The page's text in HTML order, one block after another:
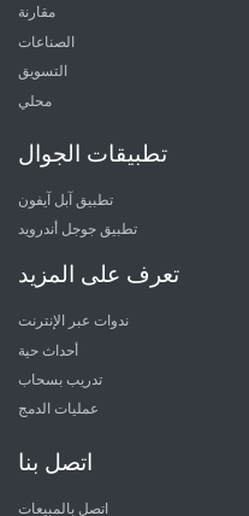
مقارنة
الصناعات
التسويق
محلي
تطبيقات الجوال
تطبيق آبل آيفون
تطبيق جوجل أندرويد
تعرف على المزيد
ندوات عبر الإنترنت
أحداث حية
تدريب بسحاب
عمليات الدمج
اتصل بنا
اتصل بالمبيعات